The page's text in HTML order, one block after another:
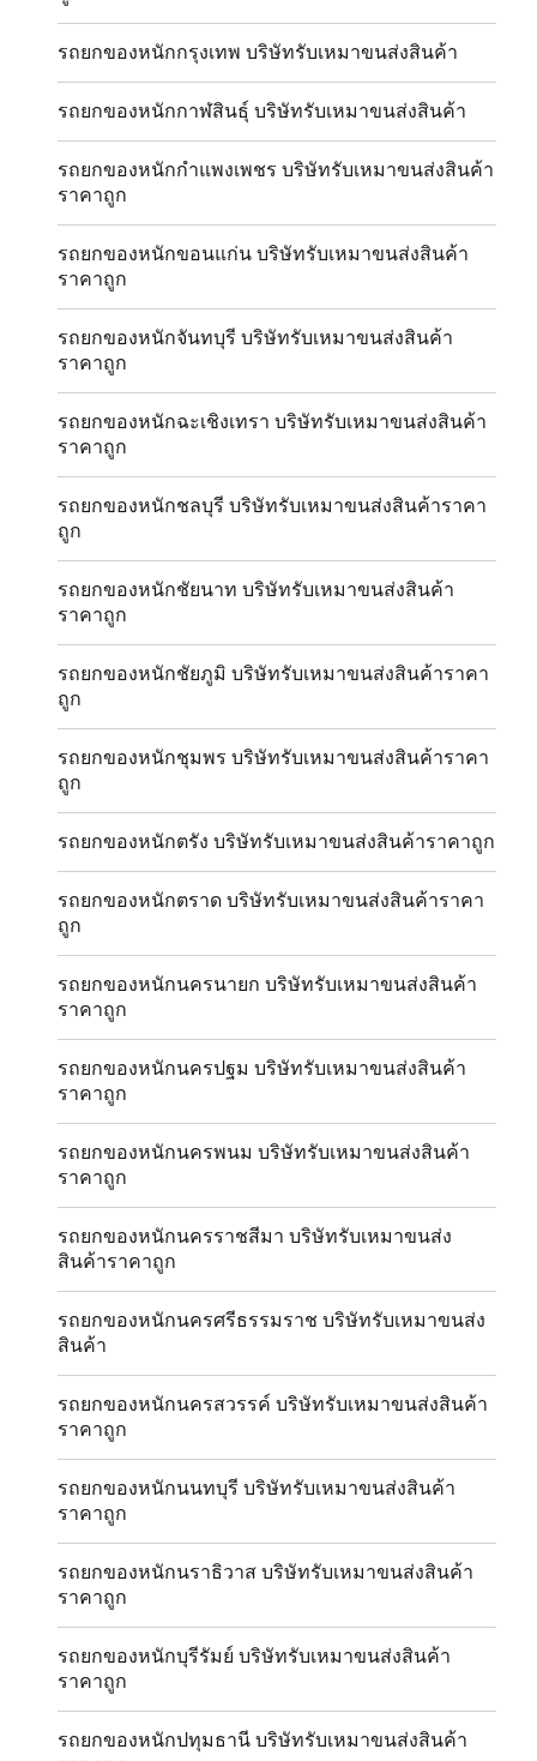
รถยกของหนักกรุงเทพ บริษัทรับเหมาขนส่งสินค้า
รถยกของหนักกาฬสินธุ์ บริษัทรับเหมาขนส่งสินค้า
รถยกของหนักกำแพงเพชร บริษัทรับเหมาขนส่งสินค้า
ราคาถูก
รถยกของหนักขอนแก่น บริษัทรับเหมาขนส่งสินค้า
ราคาถูก
รถยกของหนักจันทบุรี บริษัทรับเหมาขนส่งสินค้า
ราคาถูก
รถยกของหนักฉะเชิงเทรา บริษัทรับเหมาขนส่งสินค้า
ราคาถูก
รถยกของหนักชลบุรี บริษัทรับเหมาขนส่งสินค้าราคา
ถูก
รถยกของหนักชัยนาท บริษัทรับเหมาขนส่งสินค้า
ราคาถูก
รถยกของหนักชัยภูมิ บริษัทรับเหมาขนส่งสินค้าราคา
ถูก
รถยกของหนักชุมพร บริษัทรับเหมาขนส่งสินค้าราคา
ถูก
รถยกของหนักตรัง บริษัทรับเหมาขนส่งสินค้าราคาถูก
รถยกของหนักตราด บริษัทรับเหมาขนส่งสินค้าราคา
ถูก
รถยกของหนักนครนายก บริษัทรับเหมาขนส่งสินค้า
ราคาถูก
รถยกของหนักนครปฐม บริษัทรับเหมาขนส่งสินค้า
ราคาถูก
รถยกของหนักนครพนม บริษัทรับเหมาขนส่งสินค้า
ราคาถูก
รถยกของหนักนครราชสีมา บริษัทรับเหมาขนส่ง
สินค้าราคาถูก
รถยกของหนักนครศรีธรรมราช บริษัทรับเหมาขนส่ง
สินค้า
รถยกของหนักนครสวรรค์ บริษัทรับเหมาขนส่งสินค้า
ราคาถูก
รถยกของหนักนนทบุรี บริษัทรับเหมาขนส่งสินค้า
ราคาถูก
รถยกของหนักนราธิวาส บริษัทรับเหมาขนส่งสินค้า
ราคาถูก
รถยกของหนักบุรีรัมย์ บริษัทรับเหมาขนส่งสินค้า
ราคาถูก
รถยกของหนักปทุมธานี บริษัทรับเหมาขนส่งสินค้า